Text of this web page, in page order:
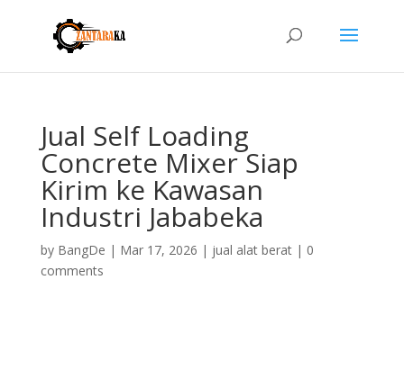
Jual Self Loading
Concrete Mixer Siap
Kirim ke Kawasan
Industri Jababeka
by BangDe | Mar 17, 2026 | jual alat berat| 0
comments